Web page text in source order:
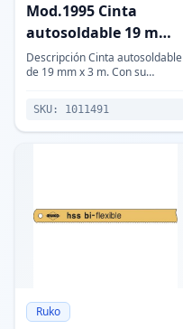
Mod.1995 Cinta
autosoldable 19 mm x
3 m
Descripción Cinta autosoldable
de 19 mm x 3 m. Con su
compacta impermeable y muy
resistente.
SKU: 1011491
Ruko